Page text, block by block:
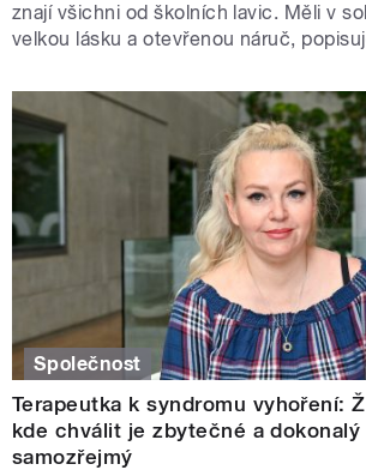
znají všichni od školních lavic. Měli v
velkou lásku a otevřenou náruč,
Společnost
Terapeutka k syndromu vyhoření:
kde chválit je zbytečné a dokonalý
samozřejmý